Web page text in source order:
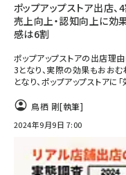
ポップアップストア出店、
売上向上・認知向上に効
感は6割
ポップアップストアの出店理由
3となり、実際の効果もおお
となり、ポップアップストアに
鳥栖 剛[執筆]
2024年9月9日 7:00